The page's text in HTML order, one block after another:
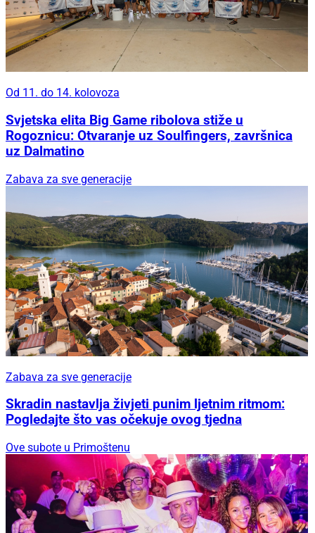
Od 11. do 14. kolovoza
Svjetska elita Big Game ribolova stiže u
Rogoznicu: Otvaranje uz Soulfingers, završnica
uz Dalmatino
Zabava za sve generacije
Zabava za sve generacije
Skradin nastavlja živjeti punim ljetnim ritmom:
Pogledajte što vas očekuje ovog tjedna
Ove subote u Primoštenu